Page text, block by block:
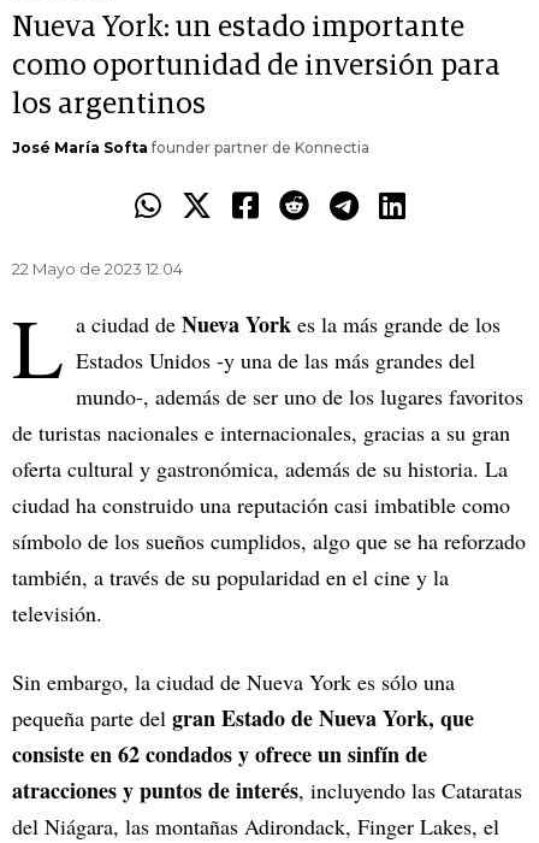
Nueva York: un estado importante
como oportunidad de inversión para
los argentinos
José María Softa founder partner de Konnectia
22 Mayo de 2023 12.04
L a ciudad de Nueva York es la más grande de los
Estados Unidos -y una de las más grandes del
mundo-, además de ser uno de los lugares favoritos
de turistas nacionales e internacionales, gracias a su gran
oferta cultural y gastronómica, además de su historia. La
ciudad ha construido una reputación casi imbatible como
símbolo de los sueños cumplidos, algo que se ha reforzado
también, a través de su popularidad en el cine y la
televisión.
Sin embargo, la ciudad de Nueva York es sólo una
pequeña parte del gran Estado de Nueva York, que
consiste en 62 condados y ofrece un sinfín de
atracciones y puntos de interés, incluyendo las Cataratas
del Niágara, las montañas Adirondack, Finger Lakes, el